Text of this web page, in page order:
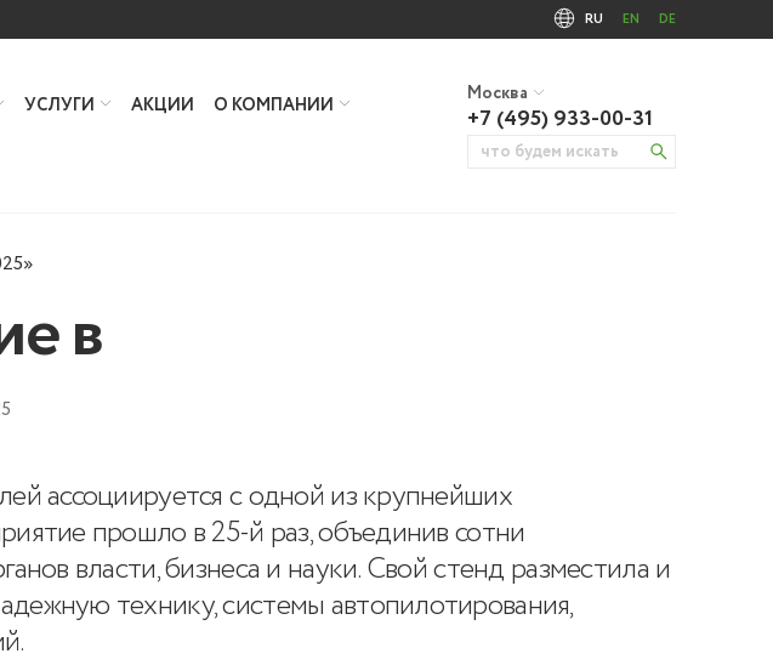
RU EN DE
УСЛУГИ АКЦИИ
О КОМПАНИИ
Москва
+7 (495) 933-00-31
в
ассоциируется с одной из крупнейших
прошло в 25-й раз, объединив сотни
власти, бизнеса и науки. Свой стенд разместила и
технику, системы автопилотирования,